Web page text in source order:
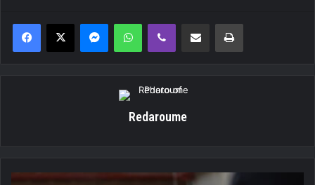
MessengerWhatsAppViber Κοινοποίηση μέσω ηλεκτρονικού ταχυδρομείουΕκτύπωση
Redaroume
Μπάμπιτς: